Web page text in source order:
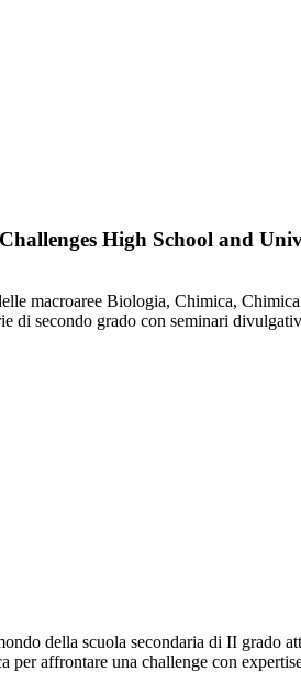
High School and
macroaree Biologia, Chimica,
secondo grado con seminari
della scuola secondaria di II grado
per affrontare una challenge con